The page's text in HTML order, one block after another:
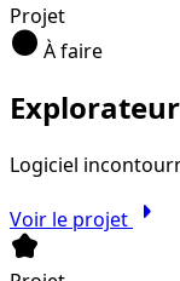
Projet
circle À faire
Logiciel
Voir le projet arrow_right
kid_star